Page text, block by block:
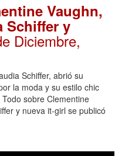
Vaughn,
Schiffer y
Diciembre,
Schiffer, abrió su
la moda y su estilo chic
sobre Clementine
y nueva it-girl se publicó